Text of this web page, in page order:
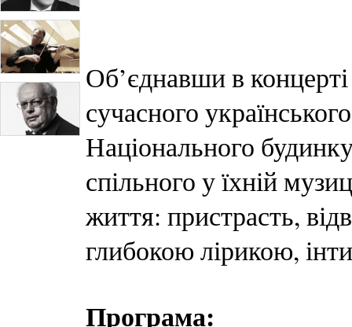
Об’єднавши в
сучасного
Національного
спільного у їхній
життя: пристрасть,
глибокою лірикою,
Програма: